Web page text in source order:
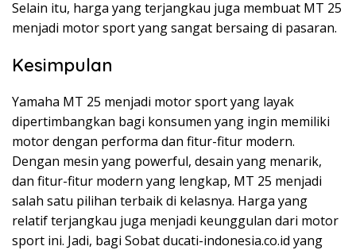
Selain itu, harga yang terjangkau juga membuat MT 25
menjadi motor sport yang sangat bersaing di pasaran.
Kesimpulan
Yamaha MT 25 menjadi motor sport yang layak
dipertimbangkan bagi konsumen yang ingin memiliki
motor dengan performa dan fitur-fitur modern.
Dengan mesin yang powerful, desain yang menarik,
dan fitur-fitur modern yang lengkap, MT 25 menjadi
salah satu pilihan terbaik di kelasnya. Harga yang
relatif terjangkau juga menjadi keunggulan dari motor
sport ini. Jadi, bagi Sobat ducati-indonesia.co.id yang